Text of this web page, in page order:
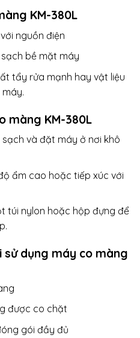
KM-380L
nguồn điện
bề mặt máy
tẩy rửa mạnh hay vật liệu
màng KM-380L
sạch và đặt máy ở nơi khô
ẩm cao hoặc tiếp xúc với
túi nylon hoặc hộp đựng để
sử dụng máy co màng
được co chặt
gói đầy đủ